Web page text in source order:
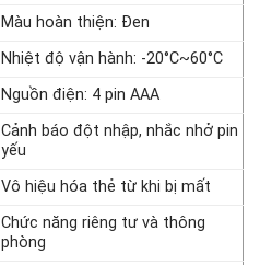
Màu hoàn thiện: Đen
Nhiệt độ vận hành: -20°C~60°C
Nguồn điện: 4 pin AAA
Cảnh báo đột nhập, nhắc nhở pin
yếu
Vô hiệu hóa thẻ từ khi bị mất
Chức năng riêng tư và thông
phòng